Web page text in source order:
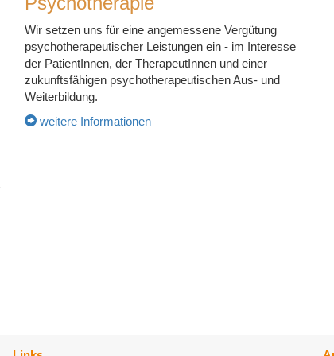
Wir setzen uns für eine angemessene Vergütung
psychotherapeutischer Leistungen ein - im Interesse
der PatientInnen, der TherapeutInnen und einer
zukunftsfähigen psychotherapeutischen Aus- und
Weiterbildung.
weitere Informationen